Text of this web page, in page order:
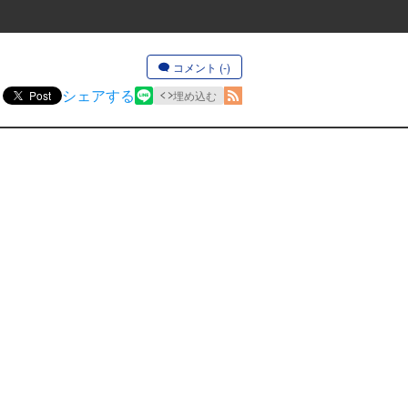
コメント (-)
Post シェアする 埋め込む